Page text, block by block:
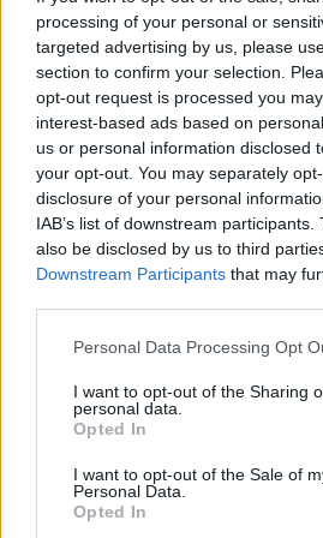
processing of your personal or
targeted advertising by us, please
section to confirm your selection.
opt-out request is processed you
interest-based ads based on
us or personal information disclosed
your opt-out. You may separately
disclosure of your personal
IAB’s list of downstream
also be disclosed by us to third
Downstream Participants that may
Please note that this website/app
not limited to your visit or usage
grant or deny consent to Google and
use your data for below specified
consent section.
Personal Data Processing Opt
I want to opt-out of the Sharing
personal data.
Opted In
I want to opt-out of the Sale of
Personal Data.
Opted In
VITAMINHIÁNY – ILYEN JELEKRE
Erre figyelj!
07. 31.
NEM A CITROMSAV, AZ
SZÓDABIKARBÓNA A LEGERŐSEBB:
SZÁLLODÁKBAN A VÍZKŐ ELLEN
Ez a szer tényleg eltünteti a vízkövet
07. 31.
HAGYD A SÓT: EGY
ÉS SOKKAL FINOMABB LESZ A
Titkos hozzávaló
24 óra